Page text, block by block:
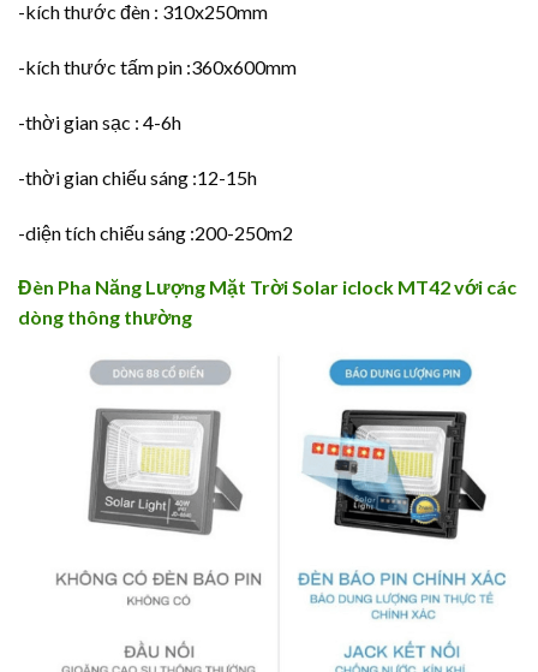
-kích thước đèn : 310x250mm
-kích thước tấm pin :360x600mm
-thời gian sạc : 4-6h
-thời gian chiếu sáng :12-15h
-diện tích chiếu sáng :200-250m2
Đèn Pha Năng Lượng Mặt Trời Solar iclock MT42 với các
dòng thông thường